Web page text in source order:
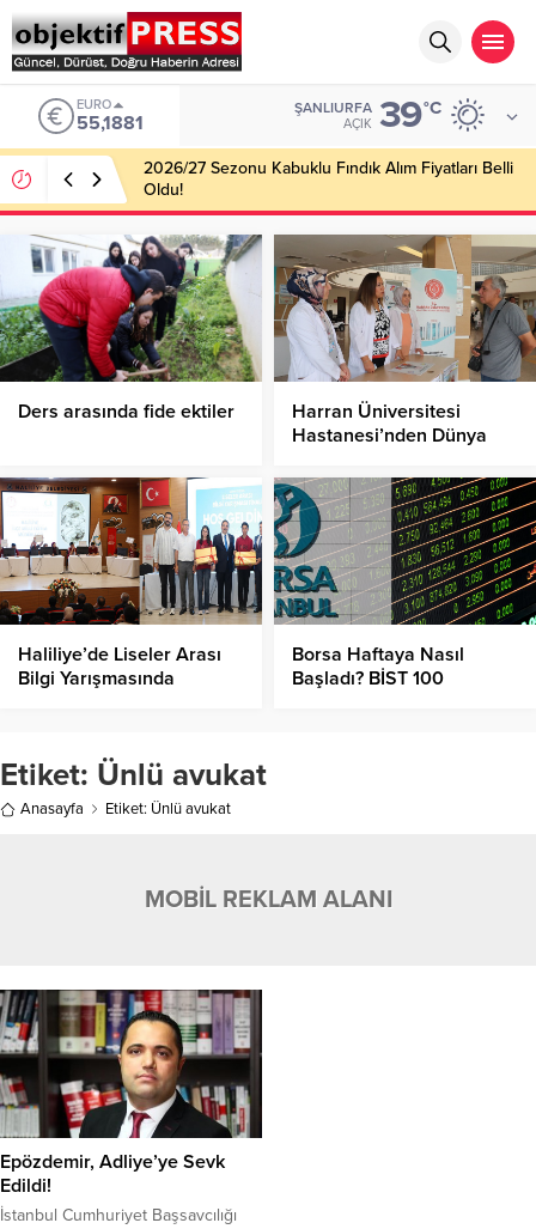
EURO
55,1881
ŞANLIURFA
AÇIK 39°C
2026/27 Sezonu Kabuklu Fındık Alım Fiyatları Belli
Oldu!
Ders arasında fide ektiler
Harran Üniversitesi
Hastanesi’nden Dünya
Farkındalık Çağrısı
Haliliye’de Liseler Arası
Bilgi Yarışmasında
Borsa Haftaya Nasıl
Başladı? BİST 100
Etiket: Ünlü avukat
Anasayfa Etiket: Ünlü avukat
MOBİL REKLAM ALANI
Epözdemir, Adliye’ye Sevk
Edildi!
İstanbul Cumhuriyet Başsavcılığı